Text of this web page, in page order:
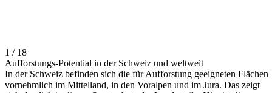
1 / 18
Aufforstungs-Potential in der Schweiz und weltweit
In der Schweiz befinden sich die für Aufforstung geeigneten Flächen
vornehmlich im Mittelland, in den Voralpen und im Jura. Das zeigt